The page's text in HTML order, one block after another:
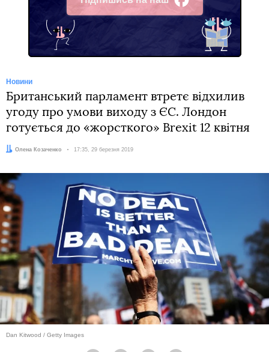
Facebook
Новини
Британський парламент втретє відхилив
угоду про умови виходу з ЄС. Лондон
готується до «жорсткого» Brexit 12 квітня
Автор:
Олена Козаченко Дата:
17:35, 29 березня 2019
Dan Kitwood / Getty Images